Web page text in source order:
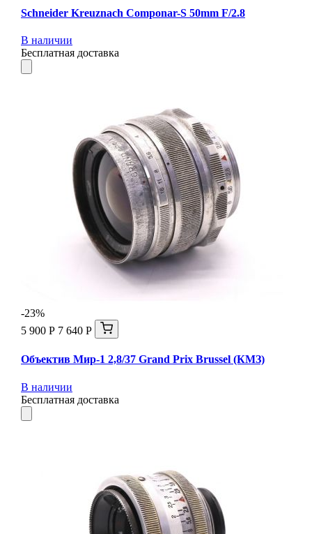
Schneider Kreuznach Componar-S 50mm F/2.8
В наличии
Бесплатная доставка
-23%
5 900 Р 7 640 Р
Объектив Мир-1 2,8/37 Grand Prix Brussel (КМЗ)
В наличии
Бесплатная доставка